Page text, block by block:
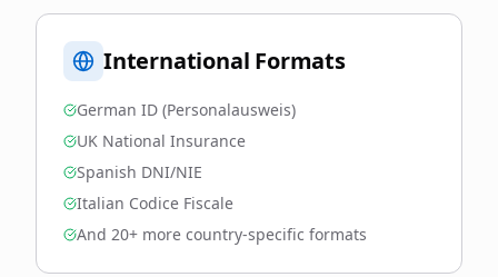
International Formats
German ID (Personalausweis)
UK National Insurance
Spanish DNI/NIE
Italian Codice Fiscale
And 20+ more country-specific formats